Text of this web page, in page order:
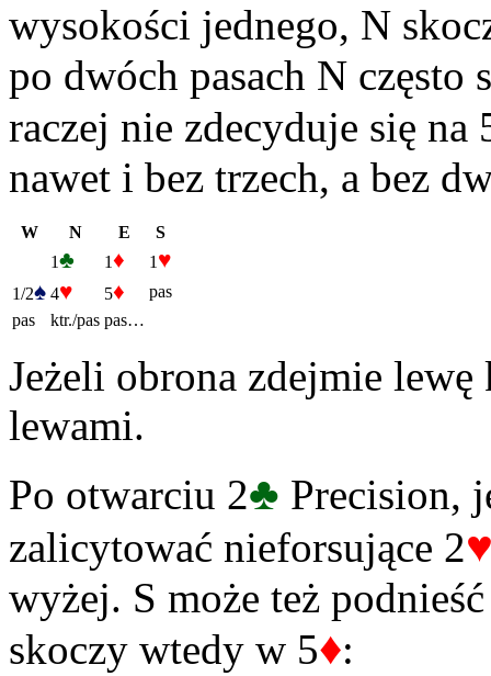
wysokości jednego, N
po dwóch pasach N
raczej nie zdecyduje się na
nawet i bez trzech, a bez
W N E
S
1♣ 1♦ 1 ♥
1/2♠ 4♥ 5♦
pas
pas
ktr./pas pas…
Jeżeli obrona zdejmie
lewami.
Po otwarciu 2♣ Precision,
zalicytować nieforsujące 2
wyżej. S może też
skoczy wtedy w 5♦: